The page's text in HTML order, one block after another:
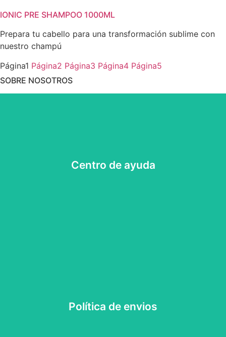
IONIC PRE SHAMPOO 1000ML
Prepara tu cabello para una transformación sublime con
nuestro champú
Página1 Página2 Página3 Página4 Página5
SOBRE NOSOTROS
Centro de ayuda
Contacta con nosotros a través de nuestras redes
Política de envios